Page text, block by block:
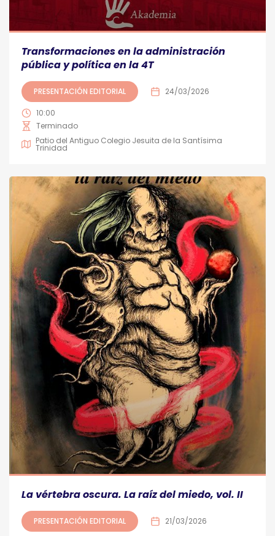
Transformaciones en la administración
pública y política en la 4T
PRESENTACIÓN EDITORIAL 24/03/2026
10:00
Terminado
Patio del Antiguo Colegio Jesuita de la Santísima
Trinidad
La vértebra oscura. La raíz del miedo, vol. II
PRESENTACIÓN EDITORIAL 21/03/2026